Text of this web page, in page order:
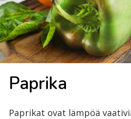
Papri­ka
Paprikat ovat lämpöä